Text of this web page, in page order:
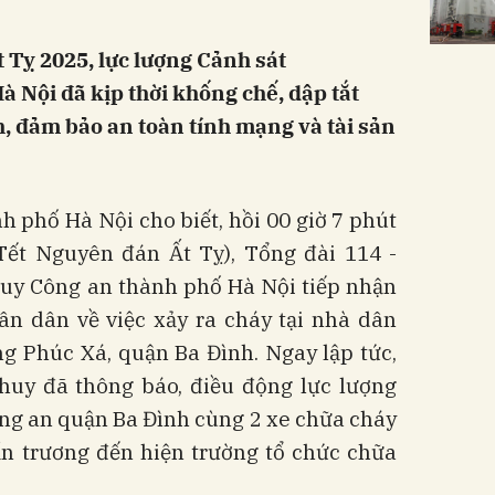
2025, lực lượng Cảnh sát
Nội đã kịp thời khống chế, dập tắt
đảm bảo an toàn tính mạng và tài sản
phố Hà Nội cho biết, hồi 00 giờ 7 phút
Nguyên đán Ất Tỵ), Tổng đài 114 -
Công an thành phố Hà Nội tiếp nhận
dân về việc xảy ra cháy tại nhà dân
Phúc Xá, quận Ba Đình. Ngay lập tức,
đã thông báo, điều động lực lượng
an quận Ba Đình cùng 2 xe chữa cháy
trương đến hiện trường tổ chức chữa